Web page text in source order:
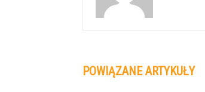
POWIĄZANE ARTYKUŁY